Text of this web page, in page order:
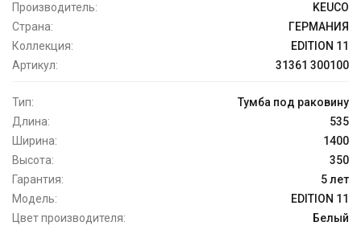
Производитель:
KEUCO
Страна:
ГЕРМАНИЯ
Коллекция:
EDITION 11
Артикул:
31361 300100
Тип:
Тумба под раковину
Длина:
535
Ширина:
1400
Высота:
350
Гарантия:
5 лет
Модель:
EDITION 11
Цвет производителя:
Белый